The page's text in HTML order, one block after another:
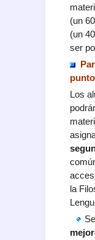
(un
(un
ser
Los
la